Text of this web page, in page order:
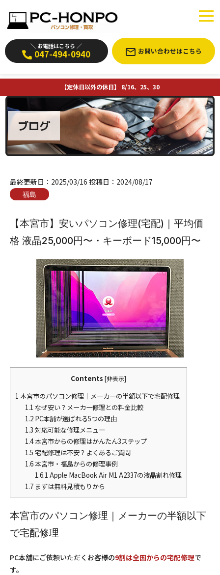
＼ お電話はこちら ／
047-494-0940 お問い合わせはこちら
【定休日以外の休日】 8/16、25、30
ブログ
最終更新日： 2025/03/16 投稿日： 2024/08/17
福島
【本宮市】安いパソコン修理(宅配)｜平均価
格 液晶25,000円〜・キーボード15,000円〜
Contents [非表示]
1 本宮市のパソコン修理｜メーカーの半額以下で宅配修理
1.1 なぜ安い？メーカー修理との料金比較
1.2PC本舗が選ばれる5つの理由
1.3 対応可能な修理メニュー
1.4本宮市からの修理はかんたん3ステップ
1.5 宅配修理は不安？よくあるご質問
1.6本宮市・福島からの修理事例
1.6.1 Apple MacBook Air M1 A2337の液晶割れ修理
1.7まずは無料見積もりから
本宮市のパソコン修理｜メーカーの半額以下
で宅配修理
PC本舗にご依頼いただくお客様の9割は全国からの宅配修理で
す。